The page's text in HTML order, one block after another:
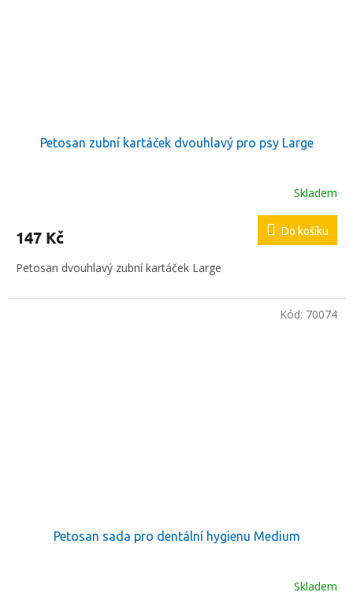
Petosan zubní kartáček dvouhlavý pro psy Large
Skladem
147 Kč Do košíku
Petosan dvouhlavý zubní kartáček Large
Petosan sada pro dentální hygienu Medium
Skladem
Kód: 70074